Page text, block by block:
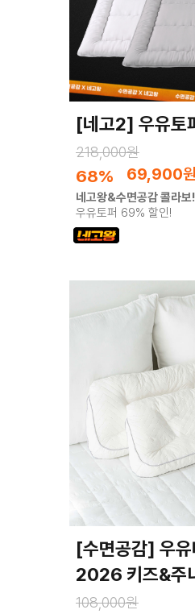
[네고2] 우유토
218,000원
68% 69,900원
네고왕&수면공감 콜라보!
우유토퍼 69% 할인!
[수면공감] 우유
2026 키즈&주
108,000원